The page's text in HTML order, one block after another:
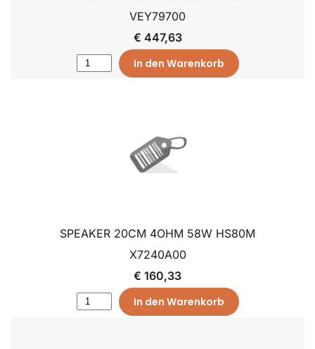
VEY79700
€ 447,63
In den Warenkorb
SPEAKER 20CM 4OHM 58W HS80M
X7240A00
€ 160,33
In den Warenkorb